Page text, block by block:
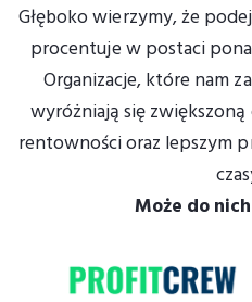
Głęboko wierzymy, że
procentuje w postaci
Organizacje, które nam
wyróżniają się
rentowności oraz lepszym
Może do